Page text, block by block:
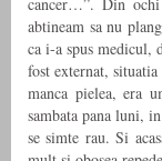
cancer…”. Din
abtineam sa nu
ca i-a spus medicul,
fost externat,
manca pielea, era
sambata pana luni,
se simte rau. Si